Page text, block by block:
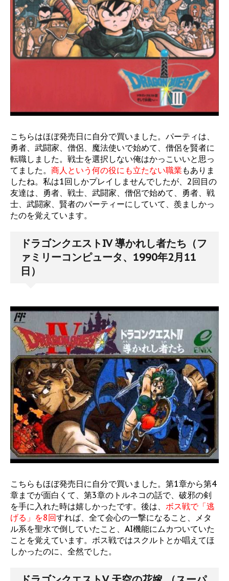
こちらはほぼ発売日に自分で買いました。パーティは、
勇者、武闘家、僧侶、魔法使いで始めて、僧侶を賢者に
転職しました。戦士を選択しない俺はかっこいいと思っ
てました。 商人という何の役にも立たない職業 もありま
したね。私は1回しかプレイしませんでしたが、2回目の
友達は、勇者、戦士、武闘家、僧侶で始めて、勇者、戦
士、武闘家、賢者のパーティーにしていて、羨ましかっ
たのを覚えています。
ドラゴンクエストIV 導かれし者たち（フ
ァミリーコンピュータ、1990年2月11
日）
こちらもほぼ発売日に自分で買いました。第1章から第4
章までが面白くて、第3章のトルネコの話で、破邪の剣
を手に入れた時は嬉しかったです。後は、 ボス戦で「逃
げる」を8回すれば、全て会心の一撃になること、メタ
ル系を聖水で倒していたこと、AI機能にムカついていた
ことを覚えています。ボス戦ではスクルトとか唱えてほ
しかったのに、全然でした。